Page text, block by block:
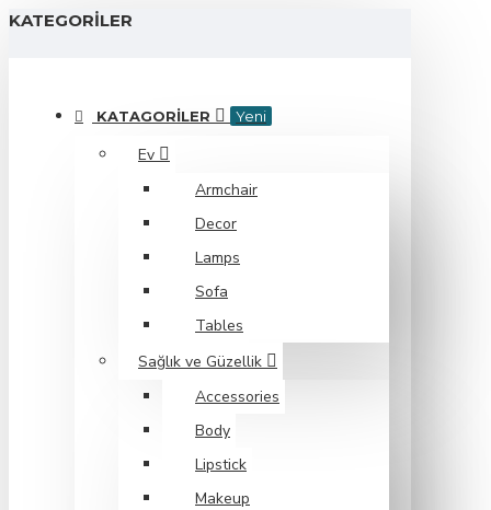
KATEGORILER
KATAGORILER Yeni
Ev
Armchair
Decor
Lamps
Sofa
Tables
Sağlık ve Güzellik
Accessories
Body
Lipstick
Makeup